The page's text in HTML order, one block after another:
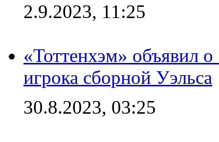
2.9.2023, 11:25
«Тоттенхэм» объявил
игрока сборной Уэльса
30.8.2023, 03:25